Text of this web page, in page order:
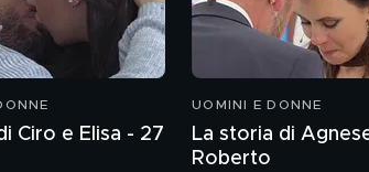
Ciro e Elisa - 27
UOMINI E DONNE
La storia di
Roberto